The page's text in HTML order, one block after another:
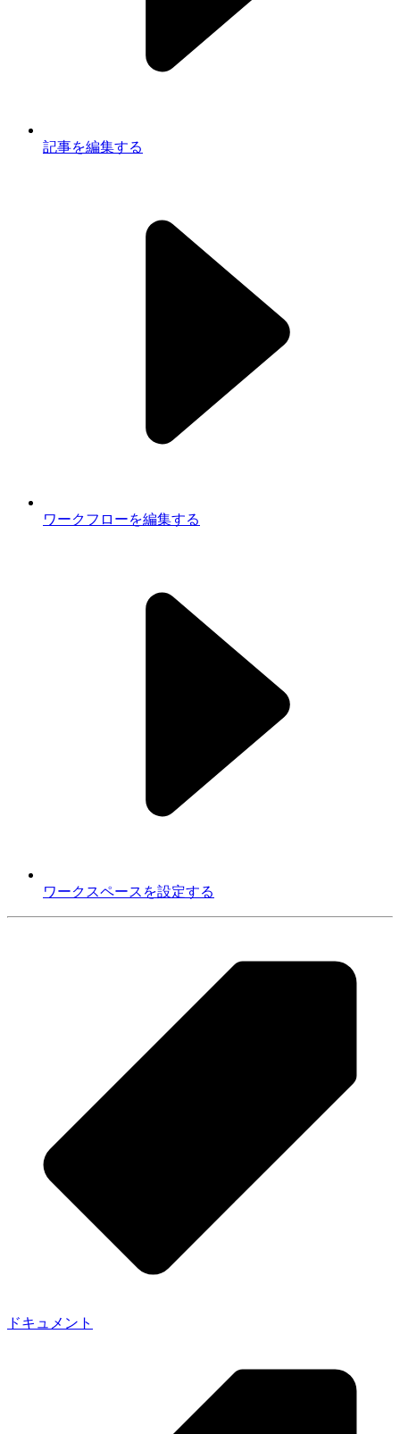
記事を編集する
ワークフローを編集する
ワークスペースを設定する
ドキュメント